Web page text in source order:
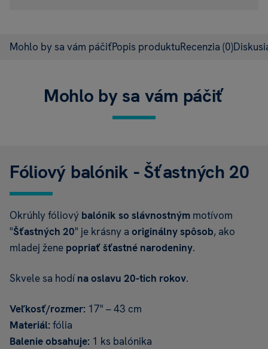
Mohlo by sa vám páčiťPopis produktuRecenzia (0)
Mohlo by sa vám páčiť
Fóliový balónik - Šťastných 20
Okrúhly fóliový balónik so slávnostným motívom
"Šťastných 20" je krásny a originálny spôsob, ako
mladej žene popriať šťastné narodeniny.
Skvele sa hodínaoslavu 20-tich rokov.
Veľkosť/rozmer: 17" – 43 cm
Materiál: fólia
Balenie obsahuje: 1 ks balónika